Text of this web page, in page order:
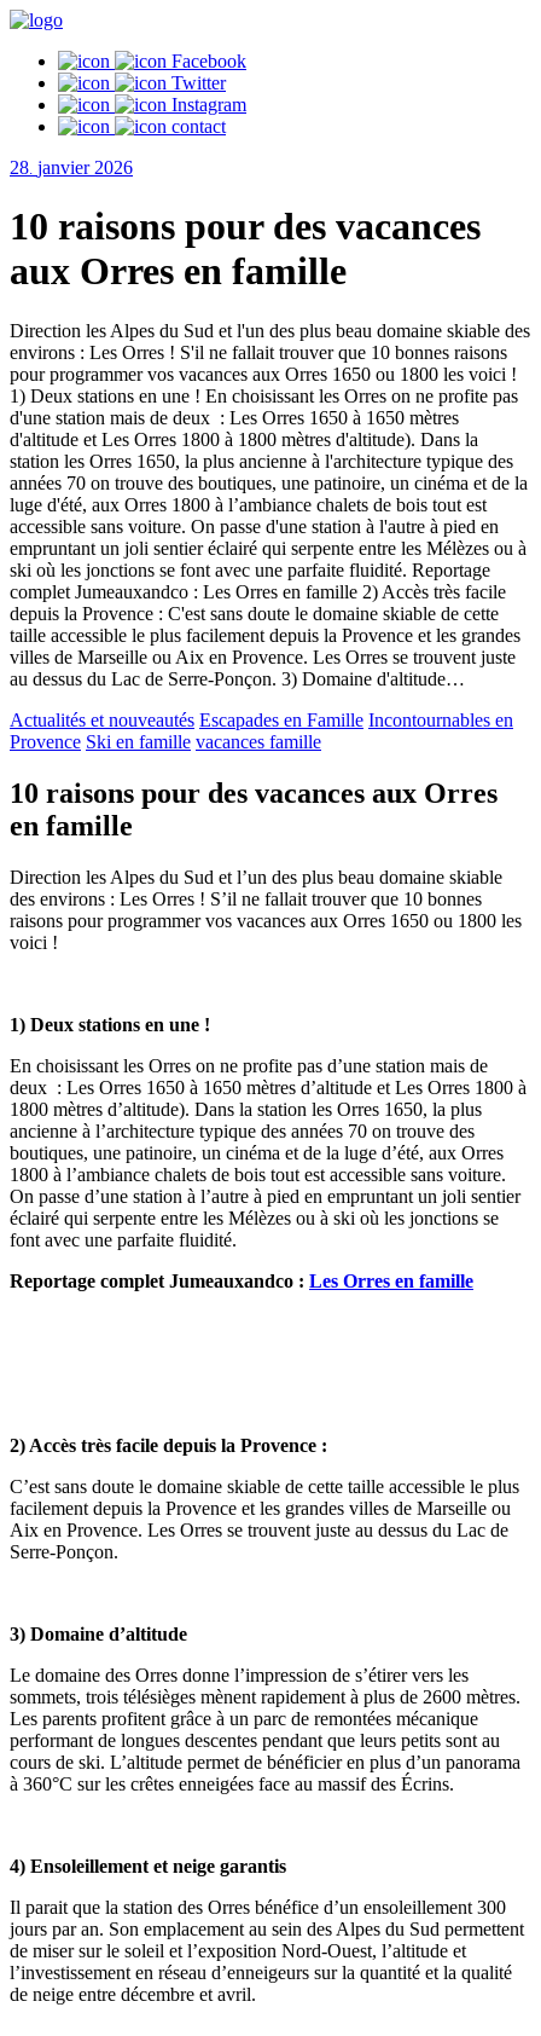
Facebook
Twitter
Instagram
contact
28. janvier 2026
10 raisons pour des vacances
aux Orres en famille
Direction les Alpes du Sud et l'un des plus beau domaine skiable des
environs : Les Orres ! S'il ne fallait trouver que 10 bonnes raisons
pour programmer vos vacances aux Orres 1650 ou 1800 les voici !
1) Deux stations en une ! En choisissant les Orres on ne profite pas
d'une station mais de deux : Les Orres 1650 à 1650 mètres
d'altitude et Les Orres 1800 à 1800 mètres d'altitude). Dans la
station les Orres 1650, la plus ancienne à l'architecture typique des
années 70 on trouve des boutiques, une patinoire, un cinéma et de la
luge d'été, aux Orres 1800 à l’ambiance chalets de bois tout est
accessible sans voiture. On passe d'une station à l'autre à pied en
empruntant un joli sentier éclairé qui serpente entre les Mélèzes ou à
ski où les jonctions se font avec une parfaite fluidité. Reportage
complet Jumeauxandco : Les Orres en famille 2) Accès très facile
depuis la Provence : C'est sans doute le domaine skiable de cette
taille accessible le plus facilement depuis la Provence et les grandes
villes de Marseille ou Aix en Provence. Les Orres se trouvent juste
au dessus du Lac de Serre-Ponçon. 3) Domaine d'altitude…
Actualités et nouveautés Escapades en Famille Incontournables en
Provence Ski en famille vacances famille
10 raisons pour des vacances aux Orres
en famille
Direction les Alpes du Sud et l’un des plus beau domaine skiable
des environs : Les Orres ! S’il ne fallait trouver que 10 bonnes
raisons pour programmer vos vacances aux Orres 1650 ou 1800 les
voici !
1) Deux stations en une !
En choisissant les Orres on ne profite pas d’une station mais de
deux : Les Orres 1650 à 1650 mètres d’altitude et Les Orres 1800 à
1800 mètres d’altitude). Dans la station les Orres 1650, la plus
ancienne à l’architecture typique des années 70 on trouve des
boutiques, une patinoire, un cinéma et de la luge d’été, aux Orres
1800 à l’ambiance chalets de bois tout est accessible sans voiture.
On passe d’une station à l’autre à pied en empruntant un joli sentier
éclairé qui serpente entre les Mélèzes ou à ski où les jonctions se
font avec une parfaite fluidité.
Reportage complet Jumeauxandco : Les Orres en famille
2) Accès très facile depuis la Provence :
C’est sans doute le domaine skiable de cette taille accessible le plus
facilement depuis la Provence et les grandes villes de Marseille ou
Aix en Provence. Les Orres se trouvent juste au dessus du Lac de
Serre-Ponçon.
3) Domaine d’altitude
Le domaine des Orres donne l’impression de s’étirer vers les
sommets, trois télésièges mènent rapidement à plus de 2600 mètres.
Les parents profitent grâce à un parc de remontées mécanique
performant de longues descentes pendant que leurs petits sont au
cours de ski. L’altitude permet de bénéficier en plus d’un panorama
à 360°C sur les crêtes enneigées face au massif des Écrins.
4) Ensoleillement et neige garantis
Il parait que la station des Orres bénéfice d’un ensoleillement 300
jours par an. Son emplacement au sein des Alpes du Sud permettent
de miser sur le soleil et l’exposition Nord-Ouest, l’altitude et
l’investissement en réseau d’enneigeurs sur la quantité et la qualité
de neige entre décembre et avril.